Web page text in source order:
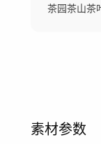
素材参数